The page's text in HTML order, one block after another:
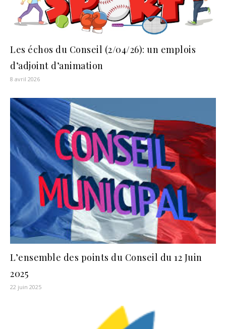
Les échos du Conseil (2/04/26): un emplois
d’adjoint d’animation
8 avril 2026
L’ensemble des points du Conseil du 12 Juin
2025
22 juin 2025